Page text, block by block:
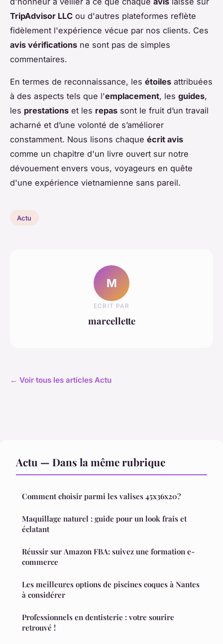
TripAdvisor LLC ou d'autres plateformes reflète
fidèlement l'expérience vécue par nos clients. Ces
avis vérifications ne sont pas de simples
commentaires.
En termes de reconnaissance, les étoiles attribuées
à des aspects tels que l'emplacement, les guides,
les prestations et les repas sont le fruit d’un travail
acharné et d’une volonté de s’améliorer
constamment. Nous lisons chaque écrit avis
comme un chapitre d'un livre ouvert sur notre
dévouement envers vous, voyageurs en quête
d'une expérience vietnamienne sans pareil.
Actu
M
ECRIT PAR
marcellette
← Voir tous les articles Actu
Actu — Dans la même rubrique
Comment choisir parmi les valises 45x36x20?
Maquillage naturel : guide pour un look frais et
éclatant
Réussir sur Amazon FBA: suivez une formation e-
commerce
Les meilleures options de piscines coques à Nantes
à considérer
Professionnels en dentisterie : votre sourire
retrouvé !